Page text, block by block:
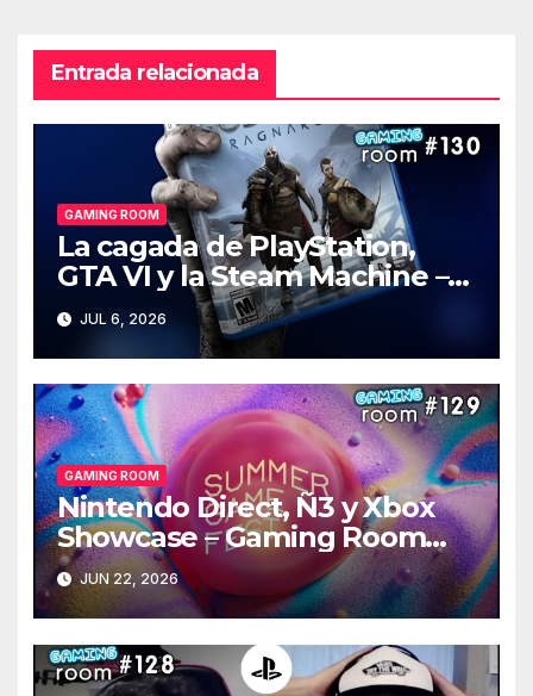
Entrada relacionada
GAMING ROOM
La cagada de PlayStation,
GTA VI y la Steam Machine –
Gaming Room #130
JUL 6, 2026
GAMING ROOM
Nintendo Direct, Ñ3 y Xbox
Showcase – Gaming Room
#129
JUN 22, 2026